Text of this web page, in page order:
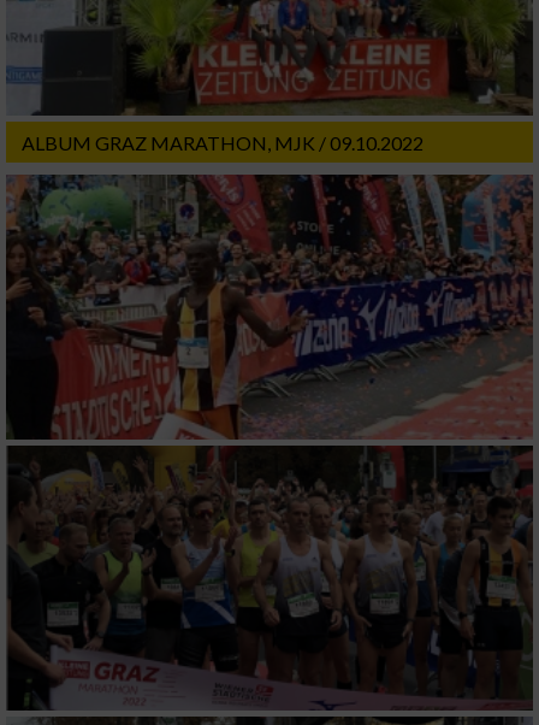
ALBUM GRAZ MARATHON, MJK / 09.10.2022
Verwendung reduzierter Daten zur Auswahl
von Inhalten
IAB-Besonderheiten:
Verwendung genauer Standortdaten
Geräte anhand von aktiv angeforderten
Informationen identifizieren
Nicht-IAB-Verarbeitungszwecke:
Notwendig
Performance
Funktional
Werbung